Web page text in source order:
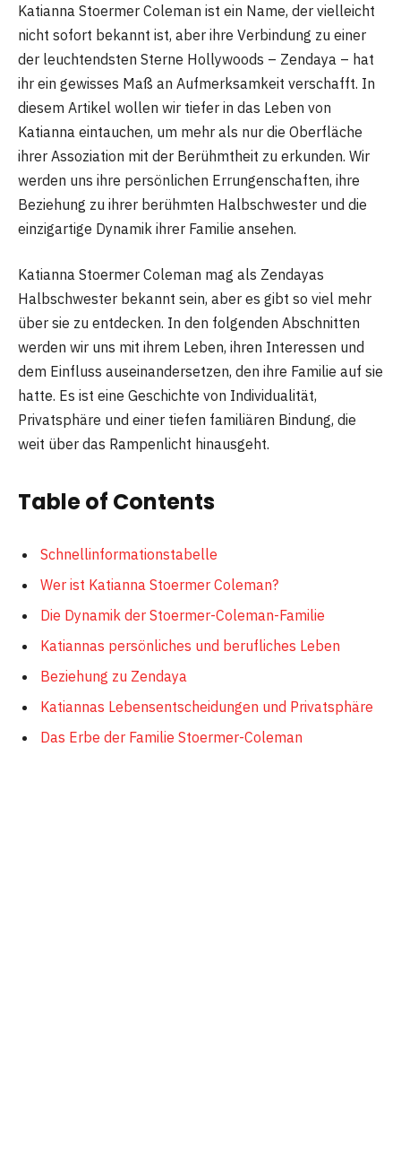
Katianna Stoermer Coleman ist ein Name, der vielleicht
nicht sofort bekannt ist, aber ihre Verbindung zu einer
der leuchtendsten Sterne Hollywoods – Zendaya – hat
ihr ein gewisses Maß an Aufmerksamkeit verschafft. In
diesem Artikel wollen wir tiefer in das Leben von
Katianna eintauchen, um mehr als nur die Oberfläche
ihrer Assoziation mit der Berühmtheit zu erkunden. Wir
werden uns ihre persönlichen Errungenschaften, ihre
Beziehung zu ihrer berühmten Halbschwester und die
einzigartige Dynamik ihrer Familie ansehen.
Katianna Stoermer Coleman mag als Zendayas
Halbschwester bekannt sein, aber es gibt so viel mehr
über sie zu entdecken. In den folgenden Abschnitten
werden wir uns mit ihrem Leben, ihren Interessen und
dem Einfluss auseinandersetzen, den ihre Familie auf sie
hatte. Es ist eine Geschichte von Individualität,
Privatsphäre und einer tiefen familiären Bindung, die
weit über das Rampenlicht hinausgeht.
Table of Contents
Schnellinformationstabelle
Wer ist Katianna Stoermer Coleman?
Die Dynamik der Stoermer-Coleman-Familie
Katiannas persönliches und berufliches Leben
Beziehung zu Zendaya
Katiannas Lebensentscheidungen und Privatsphäre
Das Erbe der Familie Stoermer-Coleman